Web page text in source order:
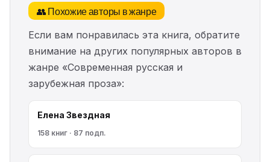
👥 Похожие авторы в жанре
Если вам понравилась эта книга, обратите
внимание на других популярных авторов в
жанре «Современная русская и
зарубежная проза»:
Елена Звездная
158 книг · 87 подп.